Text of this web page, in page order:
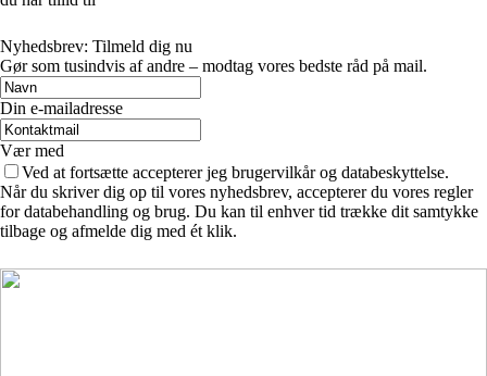
Nyhedsbrev: Tilmeld dig nu
Gør som tusindvis af andre – modtag vores bedste råd på mail.
Din e-mailadresse
Vær med
Ved at fortsætte accepterer jeg brugervilkår og databeskyttelse.
Når du skriver dig op til vores nyhedsbrev, accepterer du vores regler
for databehandling og brug. Du kan til enhver tid trække dit samtykke
tilbage og afmelde dig med ét klik.